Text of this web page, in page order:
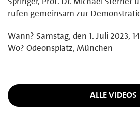
rufen gemeinsam zur
Wann? Samstag, den 1. Juli 2023,
Wo? Odeonsplatz, München
ALLE VIDEOS